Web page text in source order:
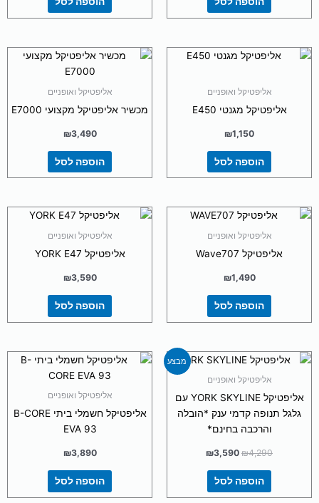
אליפטיקל ואופניים
אליפטיקל מגנטי E450
₪1,150
הוספה לסל
אליפטיקל ואופניים
מכשיר אליפטיקל מקצועי E7000
₪3,490
הוספה לסל
אליפטיקל ואופניים
אליפטיקל Wave707
₪1,490
הוספה לסל
אליפטיקל ואופניים
אליפטיקל YORK E47
₪3,590
הוספה לסל
מבצע
אליפטיקל ואופניים
אליפטיקל YORK SKYLINE עם
גלגל תנופה קדמי ענק *הובלה
והרכבה בחינם*
₪4,290
המחיר
היה:
₪3,590
המחיר
הנוכחי
הוספה לסל
אליפטיקל ואופניים
אליפטיקל חשמלי ביתי B-CORE
EVA 93
₪3,890
הוספה לסל